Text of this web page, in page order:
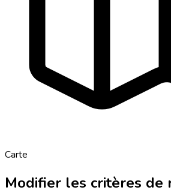
Carte
Modifier les critères de